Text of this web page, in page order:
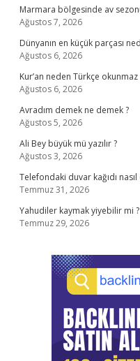
Marmara bölgesinde av
Ağustos 7, 2026
Dünyanın en küçük parçası
Ağustos 6, 2026
Kur’an neden Türkçe okunmaz
Ağustos 6, 2026
Avradım demek ne demek ?
Ağustos 5, 2026
Ali Bey büyük mü yazılır ?
Ağustos 3, 2026
Telefondaki duvar kağıdı
Temmuz 31, 2026
Yahudiler kaymak yiyebilir mi ?
Temmuz 29, 2026